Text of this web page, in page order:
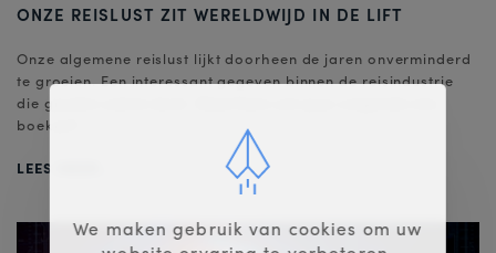
ONZE REISLUST ZIT WERELDWIJD IN DE LIFT
Onze algemene reislust lijkt doorheen de jaren onverminderd
te groeien. Een interessant gegeven binnen de reisindustrie
die gouden zaken doet. Waarheen zal jij je volgende reis
boeken?
LEES MEER...
We maken gebruik van cookies om uw